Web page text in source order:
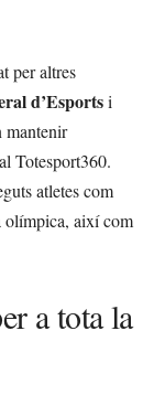
per altres
d’Esportsi
mantenir
Totesport360.
atletes com
olímpica, així com
a tota la